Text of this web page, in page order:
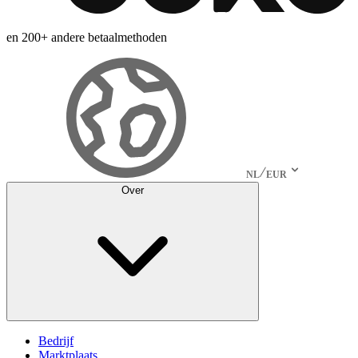
en 200+ andere betaalmethoden
NL EUR
Over
Bedrijf